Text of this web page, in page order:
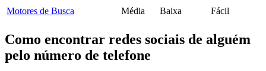
Motores de Busca
Média Baixa Fácil
Como encontrar redes sociais de alguém
pelo número de telefone